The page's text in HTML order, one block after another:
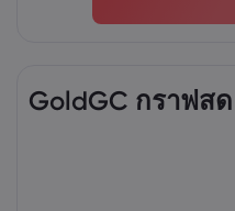
GoldGC กราฟสด